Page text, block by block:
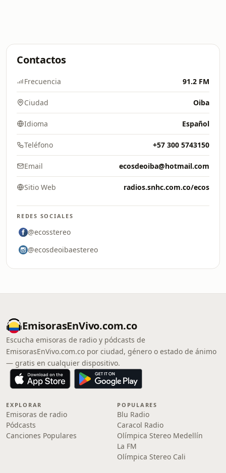
Contactos
Frecuencia 91.2 FM
Ciudad Oiba
Idioma Español
Teléfono +57 300 5743150
Email ecosdeoiba@hotmail.com
Sitio Web radios.snhc.com.co/ecos
REDES SOCIALES
@ecosstereo
@ecosdeoibaestereo
EmisorasEnVivo.com.co
Escucha emisoras de radio y pódcasts de
EmisorasEnVivo.com.co por ciudad, género o estado de ánimo
— gratis en cualquier dispositivo.
EXPLORAR
Emisoras de radio
Pódcasts
Canciones Populares
POPULARES
Blu Radio
Caracol Radio
Olímpica Stereo Medellín
La FM
Olímpica Stereo Cali